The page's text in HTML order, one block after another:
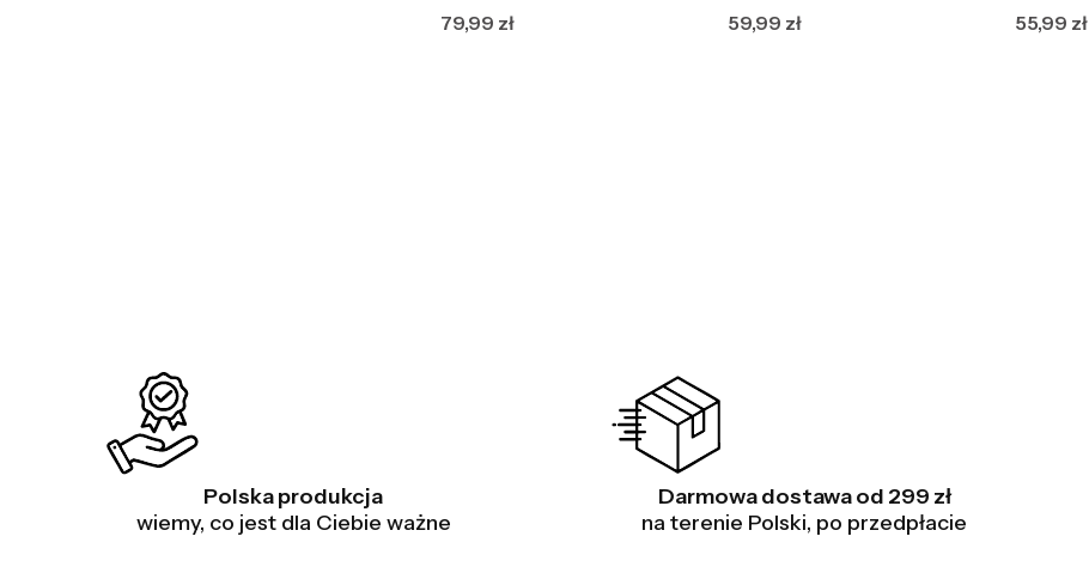
Cena
79,99 zł Cena
59,99 zł Cena
55,99 zł
Polska produkcja
wiemy, co jest dla Ciebie ważne
Darmowa dostawa od 299 zł
na terenie Polski, po przedpłacie